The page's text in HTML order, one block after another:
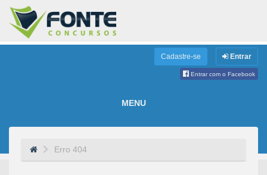
Cadastre-se Entrar
Entrar com o Facebook
MENU
Erro 404